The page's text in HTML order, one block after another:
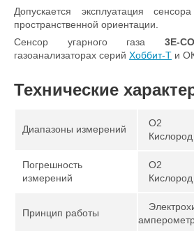
Допускается эксплуатация сенсора
пространственной ориентации.
Сенсор угарного газа 3E-CO
газоанализаторах серий Хоббит-Т и
Технические
Диапазоны измерений
O2
Кислород
Погрешность
измерений
O2
Кислород
Принцип работы